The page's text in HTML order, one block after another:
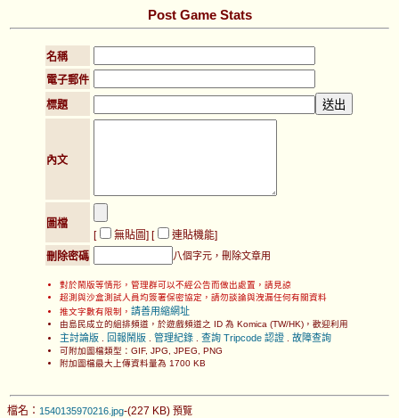
Post Game Stats
名稱
電子郵件
標題
內文
圖檔
[
無貼圖] [ 連貼機能]
刪除密碼
八個字元，刪除文章用
對於鬧版等情形，管理群可以不經公告而做出處置，請見諒
超測與沙盒測試人員均簽署保密協定，請勿談論與洩漏任何有關資料
推文字數有限制， 請善用縮網址
由島民成立的組排頻道，於遊戲頻道之 ID 為 Komica (TW/HK)，歡迎利用
主討論版 回報鬧版 管理紀錄 查詢 Tripcode 認證 故障查詢
可附加圖檔類型：GIF, JPG, JPEG, PNG
附加圖檔最大上傳資料量為 1700 KB
檔名： 1540135970216.jpg-(227 KB) 預覽